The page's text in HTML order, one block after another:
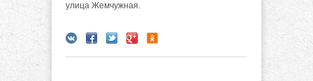
улица Жемчужная.